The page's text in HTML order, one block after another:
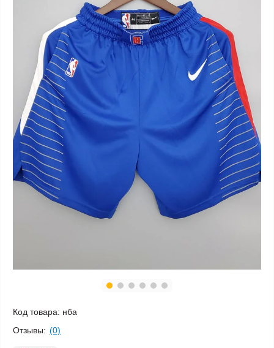
Код товара: нба
Отзывы: (0)